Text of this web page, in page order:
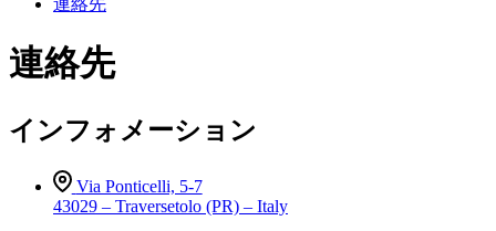
連絡先
インフォメーション
Via Ponticelli, 5-7
43029 – Traversetolo (PR) – Italy